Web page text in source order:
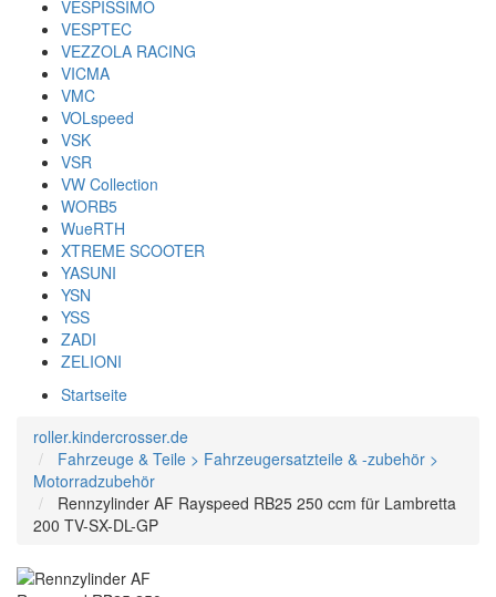
VESPISSIMO
VESPTEC
VEZZOLA RACING
VICMA
VMC
VOLspeed
VSK
VSR
VW Collection
WORB5
WueRTH
XTREME SCOOTER
YASUNI
YSN
YSS
ZADI
ZELIONI
Startseite
roller.kindercrosser.de
Fahrzeuge & Teile > Fahrzeugersatzteile & -zubehör >
Motorradzubehör
Rennzylinder AF Rayspeed RB25 250 ccm für Lambretta
200 TV-SX-DL-GP